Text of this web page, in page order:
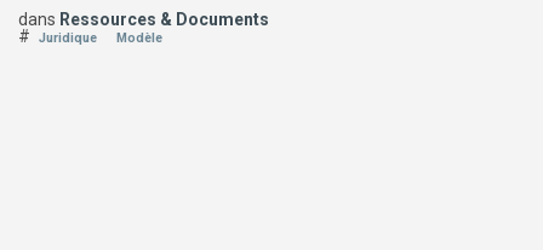
dans Ressources & Documents
#
Juridique Modèle